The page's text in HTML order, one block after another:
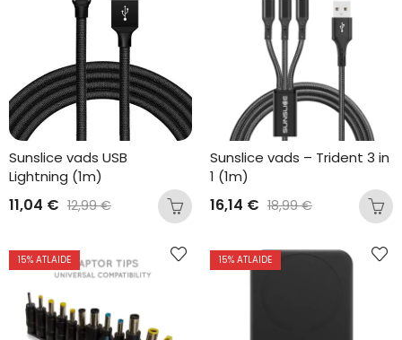
Sunslice vads USB
Lightning (1m)
11,04 € 12,99€
Sunslice vads – Trident 3 in
1 (1m)
16,14 € 18,99€
15% ATLAIDE 15% ATLAIDE